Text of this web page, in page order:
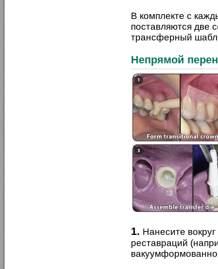
В комплекте с
поставляются две
трансферный
Непрямой
1. Нанесите
реставраций